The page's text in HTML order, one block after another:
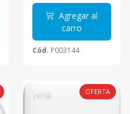
usuarios
concurrentes.
Agregar al
carro
Cód. P003144
OFERTA